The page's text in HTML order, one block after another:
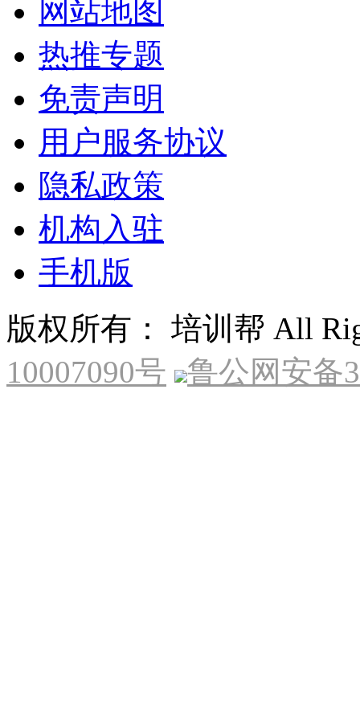
网站地图
热推专题
免责声明
用户服务协议
隐私政策
机构入驻
手机版
版权所有： 培训帮 All
10007090号
鲁公网安备